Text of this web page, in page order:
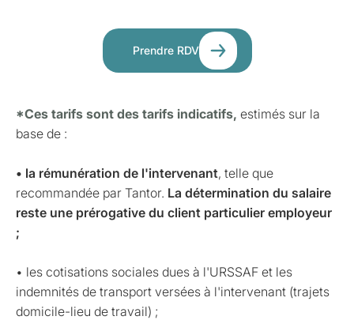
Prendre RDV
*Ces tarifs sont des tarifs indicatifs, estimés sur la
base de :
• la rémunération de l'intervenant, telle que
recommandée par Tantor. La détermination du salaire
reste une prérogative du client particulier employeur
;
• les cotisations sociales dues à l'URSSAF et les
indemnités de transport versées à l'intervenant (trajets
domicile-lieu de travail) ;